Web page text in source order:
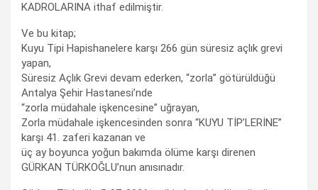
KADROLARINA ithaf edilmiştir.
Ve bu kitap;
Kuyu Tipi Hapishanelere karşı 266 gün süresiz açlık grevi
yapan,
Süresiz Açlık Grevi devam ederken, “zorla” götürüldüğü
Antalya Şehir Hastanesi’nde
“zorla müdahale işkencesine” uğrayan,
Zorla müdahale işkencesinden sonra “KUYU TİP’LERİNE”
karşı 41. zaferi kazanan ve
üç ay boyunca yoğun bakımda ölüme karşı direnen
GÜRKAN TÜRKOĞLU’nun anısınadır.